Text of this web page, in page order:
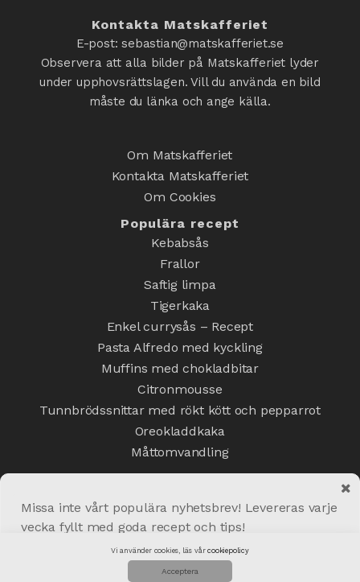
Kontakta Matskafferiet
E-post: sebastian@matskafferiet.se
Observera att alla bilder på Matskafferiet lyder
under upphovsrättslagen. Vill du använda en bild
måste du länka och ange källa.
Om Matskafferiet
Kontakta Matskafferiet
Om Cookies
Populära recept
Kebabsås
Frallor
Saftig limpa
Tigerkaka
Enkel currysås – Recept
Pasta Alfredo med kyckling
Muffins med chokladbitar
Citronmousse
Tunnbrödssnittar med rökt kött och pepparrot
Oreokladdkaka
Måttomvandling
Missa inte vårt populära nyhetsbrev! Levereras varje
vecka fyllt med goda recept och tips!
Vi använder cookies, läs vårcookiepolicy
Acceptera